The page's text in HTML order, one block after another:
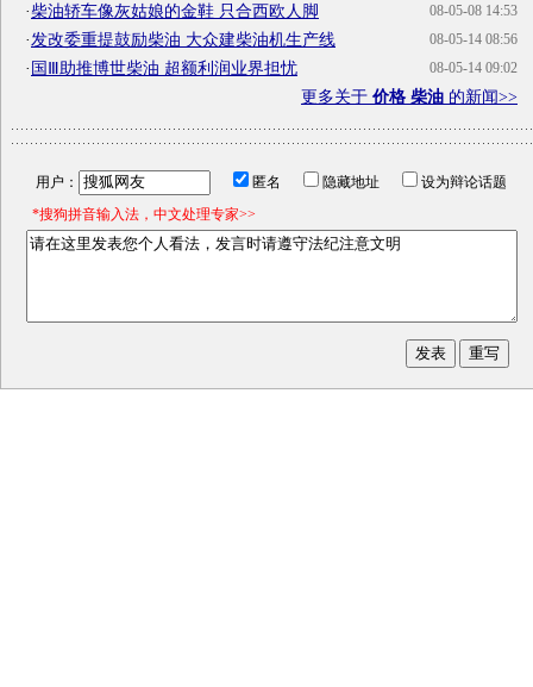
08-05-08 14:53
·柴油轿车像灰姑娘的金鞋 只合西欧人脚
08-05-14 08:56
·发改委重提鼓励柴油 大众建柴油机生产线
08-05-14 09:02
·国Ⅲ助推博世柴油 超额利润业界担忧
更多关于 价格 柴油 的新闻>>
用户： 匿名 隐藏地址
设为辩论话题
*搜狗拼音输入法，中文处理专家>>